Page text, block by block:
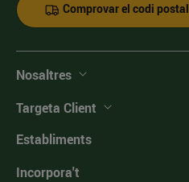
Comprovar el codi postal
Nosaltres
Targeta Client
Establiments
Incorpora't